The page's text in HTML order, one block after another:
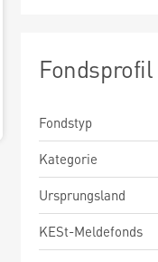
Fondsprofil
Fondstyp
Kategorie
Ursprungsland
KESt-Meldefonds